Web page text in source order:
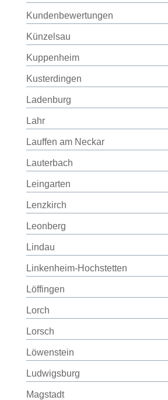
Kundenbewertungen
Künzelsau
Kuppenheim
Kusterdingen
Ladenburg
Lahr
Lauffen am Neckar
Lauterbach
Leingarten
Lenzkirch
Leonberg
Lindau
Linkenheim-Hochstetten
Löffingen
Lorch
Lorsch
Löwenstein
Ludwigsburg
Magstadt